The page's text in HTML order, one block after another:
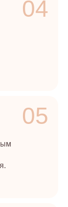
04
05